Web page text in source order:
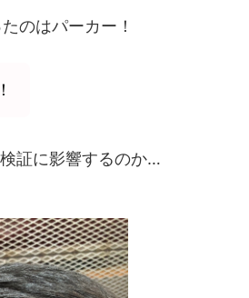
のはパーカー！
証に影響するのか…